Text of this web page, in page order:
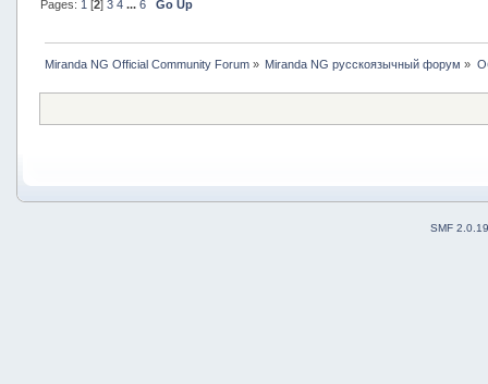
Pages: 1 [2] 3 4 ... 6 Go Up
Miranda NG Official Community Forum» Miranda NG русскоязычный форум »
SMF 2.0.19